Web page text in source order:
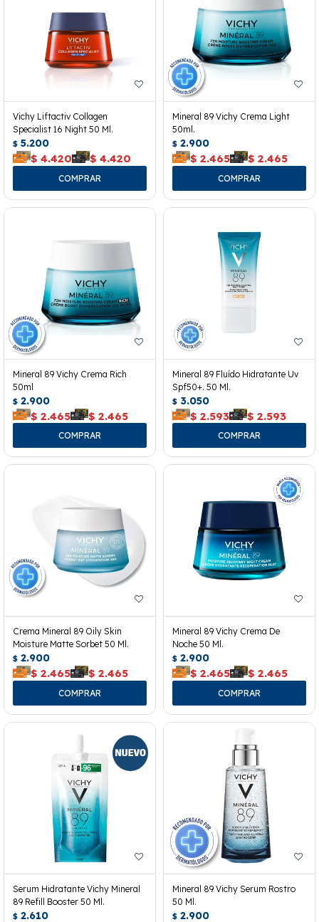
Vichy Liftactiv Collagen
Specialist 16 Night 50 Ml.
$ 5.200
$ 4.420 $ 4.420
Mineral 89 Vichy Crema Light
50ml.
$ 2.900
$ 2.465 $ 2.465
Mineral 89 Vichy Crema Rich
50ml
$ 2.900
$ 2.465 $ 2.465
Mineral 89 Fluído Hidratante Uv
Spf50+. 50 Ml.
$ 3.050
$ 2.593 $ 2.593
Crema Mineral 89 Oily Skin
Moisture Matte Sorbet 50 Ml.
$ 2.900
$ 2.465 $ 2.465
Mineral 89 Vichy Crema De
Noche 50 Ml.
$ 2.900
$ 2.465 $ 2.465
Serum Hidratante Vichy Mineral
89 Refill Booster 50 Ml.
$ 2.610
Mineral 89 Vichy Serum Rostro
50 Ml.
$ 2.900